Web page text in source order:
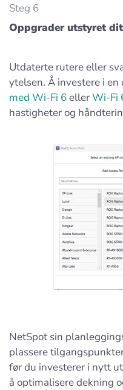
Steg 6
Oppgrader utstyret
Utdaterte rutere eller
ytelsen. Å investere i
med Wi-Fi 6ellerWi-Fi
hastigheter og
NetSpot sin
plassere
før du investerer i nytt
å optimalisere dekning